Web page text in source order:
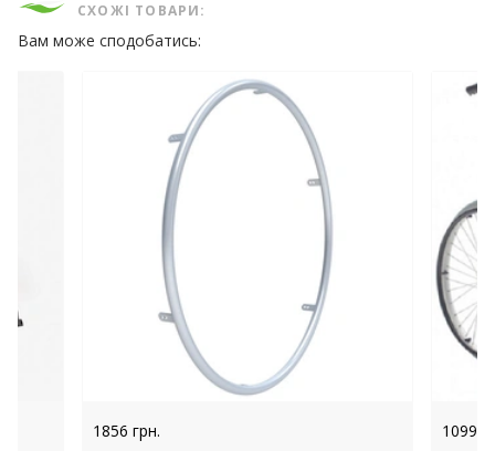
СХОЖІ ТОВАРИ:
Вам може сподобатись:
1856 грн.
10999